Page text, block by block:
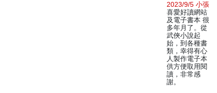
2023/9/5 小張
喜愛好讀網站
及電子書本 很
多年月了。從
武俠小說起
始，到各種書
類，幸得有心
人製作電子本
供方便取用閱
讀，非常感
謝。